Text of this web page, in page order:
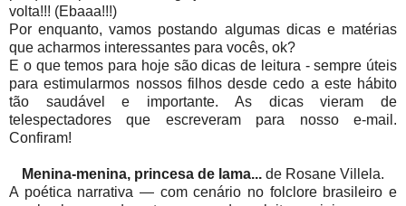
volta!!! (Ebaaa!!!)
Por enquanto, vamos postando algumas dicas e matérias
que acharmos interessantes para vocês, ok?
E o que temos para hoje são dicas de leitura - sempre úteis
para estimularmos nossos filhos desde cedo a este hábito
tão saudável e importante. As dicas vieram de
telespectadores que escreveram para nosso e-mail.
Confiram!
Menina-menina, princesa de lama... de Rosane Villela.
A poética narrativa — com cenário no folclore brasileiro e